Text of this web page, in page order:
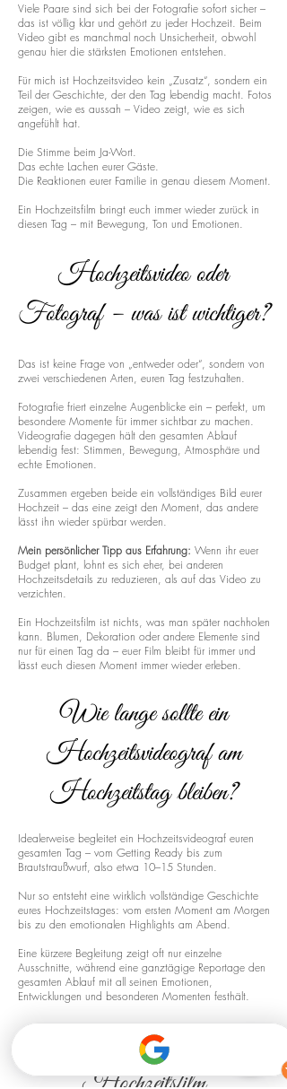
Viele Paare sind sich bei der Fotografie sofort sicher –
das ist völlig klar und gehört zu jeder Hochzeit. Beim
Video gibt es manchmal noch Unsicherheit, obwohl
genau hier die stärksten Emotionen entstehen.
Für mich ist Hochzeitsvideo kein „Zusatz“, sondern ein
Teil der Geschichte, der den Tag lebendig macht. Fotos
zeigen, wie es aussah – Video zeigt, wie es sich
angefühlt hat.
Die Stimme beim Ja-Wort.
Das echte Lachen eurer Gäste.
Die Reaktionen eurer Familie in genau diesem Moment.
Ein Hochzeitsfilm bringt euch immer wieder zurück in
diesen Tag – mit Bewegung, Ton und Emotionen.
Hochzeitsvideo oder
Fotograf – was ist wichtiger?
Das ist keine Frage von „entweder oder“, sondern von
zwei verschiedenen Arten, euren Tag festzuhalten.
Fotografie friert einzelne Augenblicke ein – perfekt, um
besondere Momente für immer sichtbar zu machen.
Videografie dagegen hält den gesamten Ablauf
lebendig fest: Stimmen, Bewegung, Atmosphäre und
echte Emotionen.
Zusammen ergeben beide ein vollständiges Bild eurer
Hochzeit – das eine zeigt den Moment, das andere
lässt ihn wieder spürbar werden.
Mein persönlicher Tipp aus Erfahrung: Wenn ihr euer
Budget plant, lohnt es sich eher, bei anderen
Hochzeitsdetails zu reduzieren, als auf das Video zu
verzichten.
Ein Hochzeitsfilm ist nichts, was man später nachholen
kann. Blumen, Dekoration oder andere Elemente sind
nur für einen Tag da – euer Film bleibt für immer und
lässt euch diesen Moment immer wieder erleben.
Wie lange sollte ein
Hochzeitsvideograf am
Hochzeitstag bleiben?
Idealerweise begleitet ein Hochzeitsvideograf euren
gesamten Tag – vom Getting Ready bis zum
Brautstraußwurf, also etwa 10–15 Stunden.
Nur so entsteht eine wirklich vollständige Geschichte
eures Hochzeitstages: vom ersten Moment am Morgen
bis zu den emotionalen Highlights am Abend.
Eine kürzere Begleitung zeigt oft nur einzelne
Ausschnitte, während eine ganztägige Reportage den
gesamten Ablauf mit all seinen Emotionen,
Entwicklungen und besonderen Momenten festhält.
Drohnenaufnahmen für euren